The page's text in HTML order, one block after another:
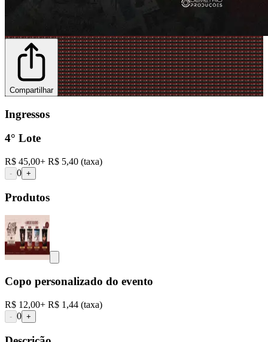
Compartilhar
Ingressos
4° Lote
R$ 45,00+ R$ 5,40 (taxa)
- 0 +
Produtos
Copo personalizado do evento
R$ 12,00+ R$ 1,44 (taxa)
- 0 +